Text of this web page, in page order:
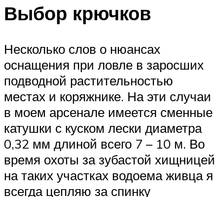
Выбор крючков
Несколько слов о нюансах
оснащения при ловле в заросших
подводной растительностью
местах и коряжнике. На эти случаи
в моем арсенале имеется сменные
катушки с куском лески диаметра
0,32 мм длиной всего 7 – 10 м. Во
время охоты за зубастой хищницей
на таких участках водоема живца я
всегда цепляю за спинку